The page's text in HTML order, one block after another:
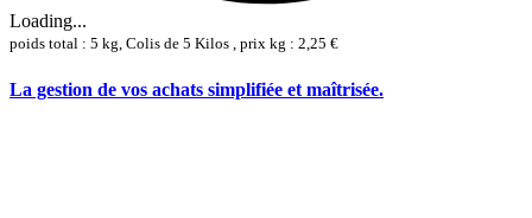
Loading...
poids total : 5 kg, Colis de 5 Kilos , prix kg : 2,25 €
La gestion de vos achats simplifiée et maîtrisée.